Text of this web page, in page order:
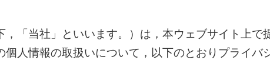
「当社」といいます。）は，本ウェブサイト上
個人情報の取扱いについて，以下のとおりプライバ